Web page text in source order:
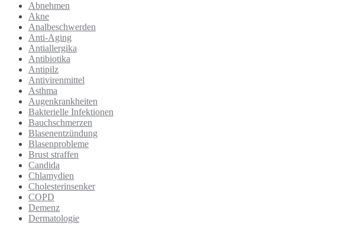
Abnehmen
Akne
Analbeschwerden
Anti-Aging
Antiallergika
Antibiotika
Antipilz
Antivirenmittel
Asthma
Augenkrankheiten
Bakterielle Infektionen
Bauchschmerzen
Blasenentzündung
Blasenprobleme
Brust straffen
Candida
Chlamydien
Cholesterinsenker
COPD
Demenz
Dermatologie